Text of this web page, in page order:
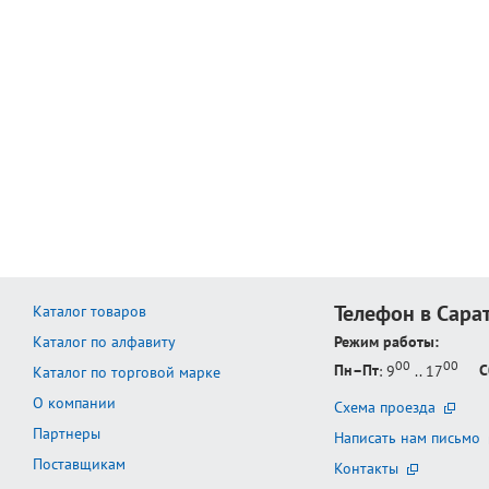
Каталог товаров
Каталог по алфавиту
Каталог по торговой марке
О компании
Партнеры
Поставщикам
Телефон в
Режим работы:
Пн–Пт: 900 .. 1700
Схема проезда
Написать нам письмо
Контакты